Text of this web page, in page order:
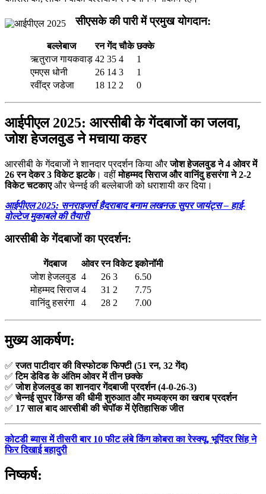
सीएसके की पारी में प्रमुख योगदान:
बल्लेबाज रन गेंद चौके छक्के
ऋतुराज गायकवाड़ 42 35 4
1
एमएस धोनी
26 14 3
1
रवींद्र जडेजा
18 12 2 0
आईपीएल 2025: आरसीबी के गेंदबाजों का जलवा,
जोश हेजलवुड ने मचाया कहर
आरसीबी के गेंदबाजों ने शानदार प्रदर्शन किया औरजोश हेजलवुड ने 4 ओवर में
26 रन देकर 3 विकेट झटके। वहींमोहम्मद सिराज और वानिंदु हसरंगा ने 2-2
विकेट चटकाएऔर चेन्नई की बल्लेबाजी को धराशायी कर दिया।
आईपीएल 2025: सनराइजर्स हैदराबाद बनाम लखनऊ सुपर जायंट्स – हाई-
वोल्टेज मुकाबले की तैयारी
आरसीबी के गेंदबाजों का प्रदर्शन:
गेंदबाज ओवर रन विकेट इकोनॉमी
जोश हेजलवुड 4 26 3
6.50
मोहम्मद सिराज 4 31 2
7.75
वानिंदु हसरंगा
4 28 2 7.00
मुख्य आकर्षण:
✅रजत पाटीदार की विस्फोटक फिफ्टी (51 रन, 32 गेंद)
✅टिम डेविड के अंतिम ओवर में तीन छक्के
✅जोश हेजलवुड का शानदार गेंदबाजी प्रदर्शन (4-0-26-3)
✅चेन्नई सुपर किंग्स की धीमी शुरुआत और मध्यक्रम का खराब प्रदर्शन
✅ 17 साल बाद आरसीबी की चेपॉक में ऐतिहासिक जीत
कोटडी ब्यास में तीसरी बार 10 फीट लंबे किंग कोबरा का रेस्क्यू, भूपिंदर सिंह ने
फिर दिखाई बहादुरी
निष्कर्ष: